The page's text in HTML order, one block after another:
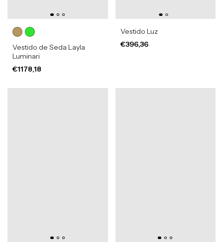
Vestido de Seda Layla
Luminari
€1178,18
Vestido Luz
€396,36